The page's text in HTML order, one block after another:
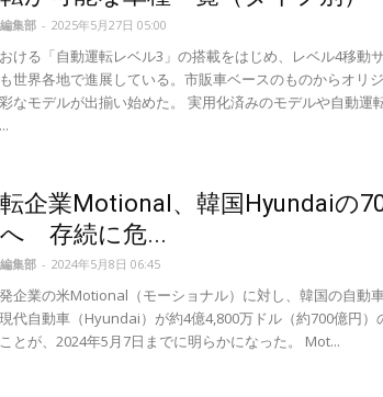
転
ラ
ボ
集部 - 2025年5月27日 05:00
ける「自動運転レベル3」の搭載をはじめ、レベル4移動
世界各地で進展している。市販車ベースのものからオリ
なモデルが出揃い始めた。 実用化済みのモデルや自動運
企業Motional、韓国Hyundaiの
へ 存続に危...
集部 - 2024年5月8日 06:45
企業の米Motional（モーショナル）に対し、韓国の自動
代自動車（Hyundai）が約4億4,800万ドル（約700億円）
とが、2024年5月7日までに明らかになった。 Mot...